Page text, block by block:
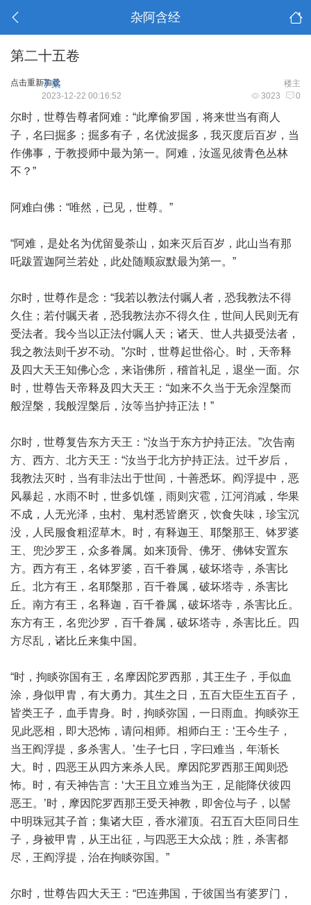
杂阿含经
第二十五卷
点击重新加载 楼主
子柔
3023 0
2023-12-22 00:16:52
尔时，世尊告尊者阿难：“此摩偷罗国，将来世当有商人
子，名曰掘多；掘多有子，名优波掘多，我灭度后百岁，当
作佛事，于教授师中最为第一。阿难，汝遥见彼青色丛林
不？”
阿难白佛：“唯然，已见，世尊。”
“阿难，是处名为优留曼荼山，如来灭后百岁，此山当有那
吒跋置迦阿兰若处，此处随顺寂默最为第一。”
尔时，世尊作是念：“我若以教法付嘱人者，恐我教法不得
久住；若付嘱天者，恐我教法亦不得久住，世间人民则无有
受法者。我今当以正法付嘱人天；诸天、世人共摄受法者，
我之教法则千岁不动。”尔时，世尊起世俗心。时，天帝释
及四大天王知佛心念，来诣佛所，稽首礼足，退坐一面。尔
时，世尊告天帝释及四大天王：“如来不久当于无余涅槃而
般涅槃，我般涅槃后，汝等当护持正法！”
尔时，世尊复告东方天王：“汝当于东方护持正法。”次告南
方、西方、北方天王：“汝当于北方护持正法。过千岁后，
我教法灭时，当有非法出于世间，十善悉坏。阎浮提中，恶
风暴起，水雨不时，世多饥馑，雨则灾雹，江河消减，华果
不成，人无光泽，虫村、鬼村悉皆磨灭，饮食失味，珍宝沉
没，人民服食粗涩草木。时，有释迦王、耶槃那王、钵罗婆
王、兜沙罗王，众多眷属。如来顶骨、佛牙、佛钵安置东
方。西方有王，名钵罗婆，百千眷属，破坏塔寺，杀害比
丘。北方有王，名耶槃那，百千眷属，破坏塔寺，杀害比
丘。南方有王，名释迦，百千眷属，破坏塔寺，杀害比丘。
东方有王，名兜沙罗，百千眷属，破坏塔寺，杀害比丘。四
方尽乱，诸比丘来集中国。
“时，拘睒弥国有王，名摩因陀罗西那，其王生子，手似血
涂，身似甲胄，有大勇力。其生之日，五百大臣生五百子，
皆类王子，血手胄身。时，拘睒弥国，一日雨血。拘睒弥王
见此恶相，即大恐怖，请问相师。相师白王：‘王今生子，
当王阎浮提，多杀害人。’生子七日，字曰难当，年渐长
大。时，四恶王从四方来杀人民。摩因陀罗西那王闻则恐
怖。时，有天神告言：‘大王且立难当为王，足能降伏彼四
恶王。’时，摩因陀罗西那王受天神教，即舍位与子，以髻
中明珠冠其子首；集诸大臣，香水灌顶。召五百大臣同日生
子，身被甲胄，从王出征，与四恶王大众战；胜，杀害都
尽，王阎浮提，治在拘睒弥国。”
尔时，世尊告四大天王：“巴连弗国，于彼国当有婆罗门，